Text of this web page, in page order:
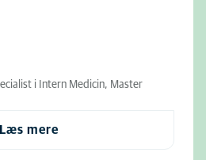
i Intern Medicin, Master
Læs mere